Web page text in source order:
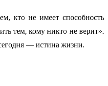
кто не имеет способность
тем, кому никто не верит».
— истина жизни.